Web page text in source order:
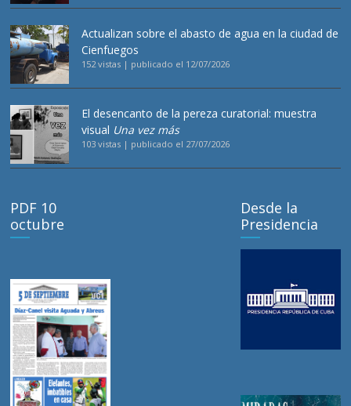
Actualizan sobre el abasto de agua en la ciudad de
Cienfuegos
152 vistas | publicado el 12/07/2026
El desencanto de la pereza curatorial: muestra
visual Una vez más
103 vistas | publicado el 27/07/2026
PDF 10
octubre
Desde la
Presidencia